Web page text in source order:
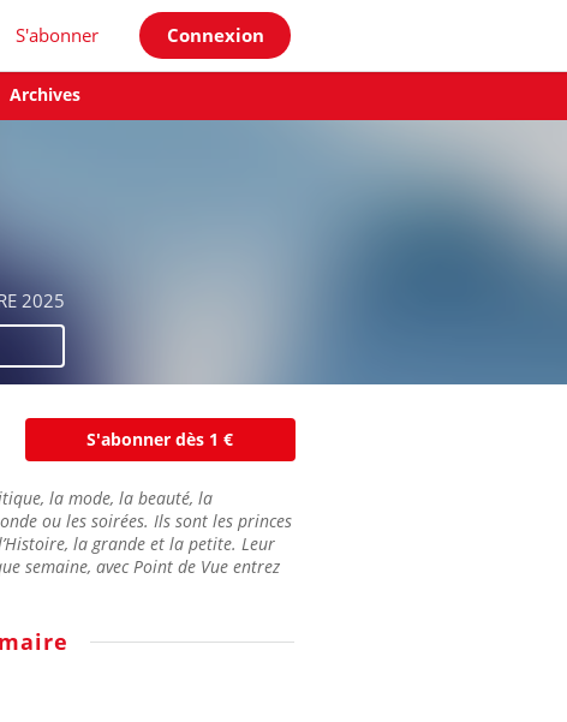
S'abonner Connexion
Archives
2025
S'abonner dès 1 €
la mode, la beauté, la
ou les soirées. Ils sont les princes
la grande et la petite. Leur
semaine, avec Point de Vue entrez